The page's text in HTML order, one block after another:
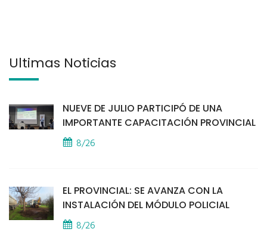
Últimas Noticias
NUEVE DE JULIO PARTICIPÓ DE UNA
IMPORTANTE CAPACITACIÓN PROVINCIAL
8/26
EL PROVINCIAL: SE AVANZA CON LA
INSTALACIÓN DEL MÓDULO POLICIAL
8/26